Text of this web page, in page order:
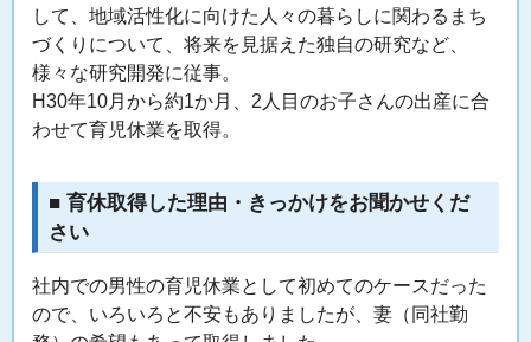
して、地域活性化に向けた人々の暮らしに関わるまち
づくりについて、将来を見据えた独自の研究など、
様々な研究開発に従事。
H30年10月から約1か月、2人目のお子さんの出産に合
わせて育児休業を取得。
■ 育休取得した理由・きっかけをお聞かせくだ
さい
社内での男性の育児休業として初めてのケースだった
ので、いろいろと不安もありましたが、妻（同社勤